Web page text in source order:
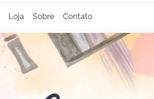
Loja Sobre Contato